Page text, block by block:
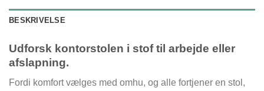
BESKRIVELSE
Udforsk kontorstolen i stof til arbejde eller
afslapning.
Fordi komfort vælges med omhu, og alle fortjener en stol,